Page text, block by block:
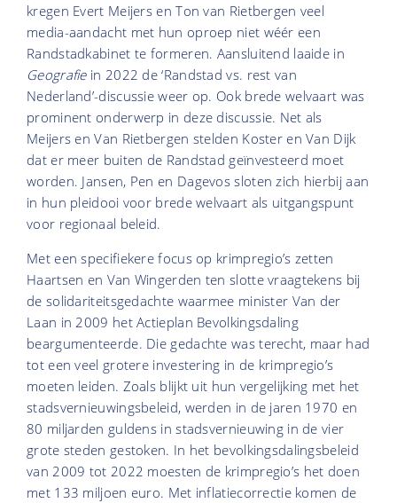
kregen Evert Meijers en Ton van Rietbergen veel
media-aandacht met hun oproep niet wéér een
Randstadkabinet te formeren. Aansluitend laaide in
Geografiein 2022 de ‘Randstad vs. rest van
Nederland’-discussie weer op. Ook brede welvaart was
prominent onderwerp in deze discussie. Net als
Meijers en Van Rietbergen stelden Koster en Van Dijk
dat er meer buiten de Randstad geïnvesteerd moet
worden. Jansen, Pen en Dagevos sloten zich hierbij aan
in hun pleidooi voor brede welvaart als uitgangspunt
voor regionaal beleid.
Met een specifiekere focus op krimpregio’s zetten
Haartsen en Van Wingerden ten slotte vraagtekens bij
de solidariteitsgedachte waarmee minister Van der
Laan in 2009 het Actieplan Bevolkingsdaling
beargumenteerde. Die gedachte was terecht, maar had
tot een veel grotere investering in de krimpregio’s
moeten leiden. Zoals blijkt uit hun vergelijking met het
stadsvernieuwingsbeleid, werden in de jaren 1970 en
80 miljarden guldens in stadsvernieuwing in de vier
grote steden gestoken. In het bevolkingsdalingsbeleid
van 2009 tot 2022 moesten de krimpregio’s het doen
met 133 miljoen euro. Met inflatiecorrectie komen de